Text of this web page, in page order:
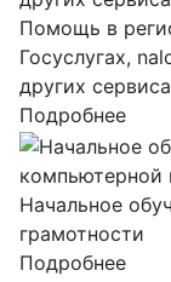
Помощь в
Госуслугах,
других
Подробнее
Начальное
грамотности
Подробнее